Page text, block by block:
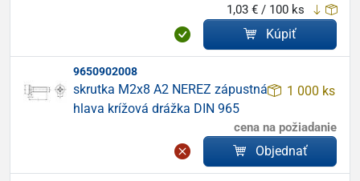
1,03 € / 100 ks
Kúpiť
9650902008
skrutka M2x8 A2 NEREZ zápustná
hlava krížová drážka DIN 965
1 000 ks
cena na požiadanie
Objednať